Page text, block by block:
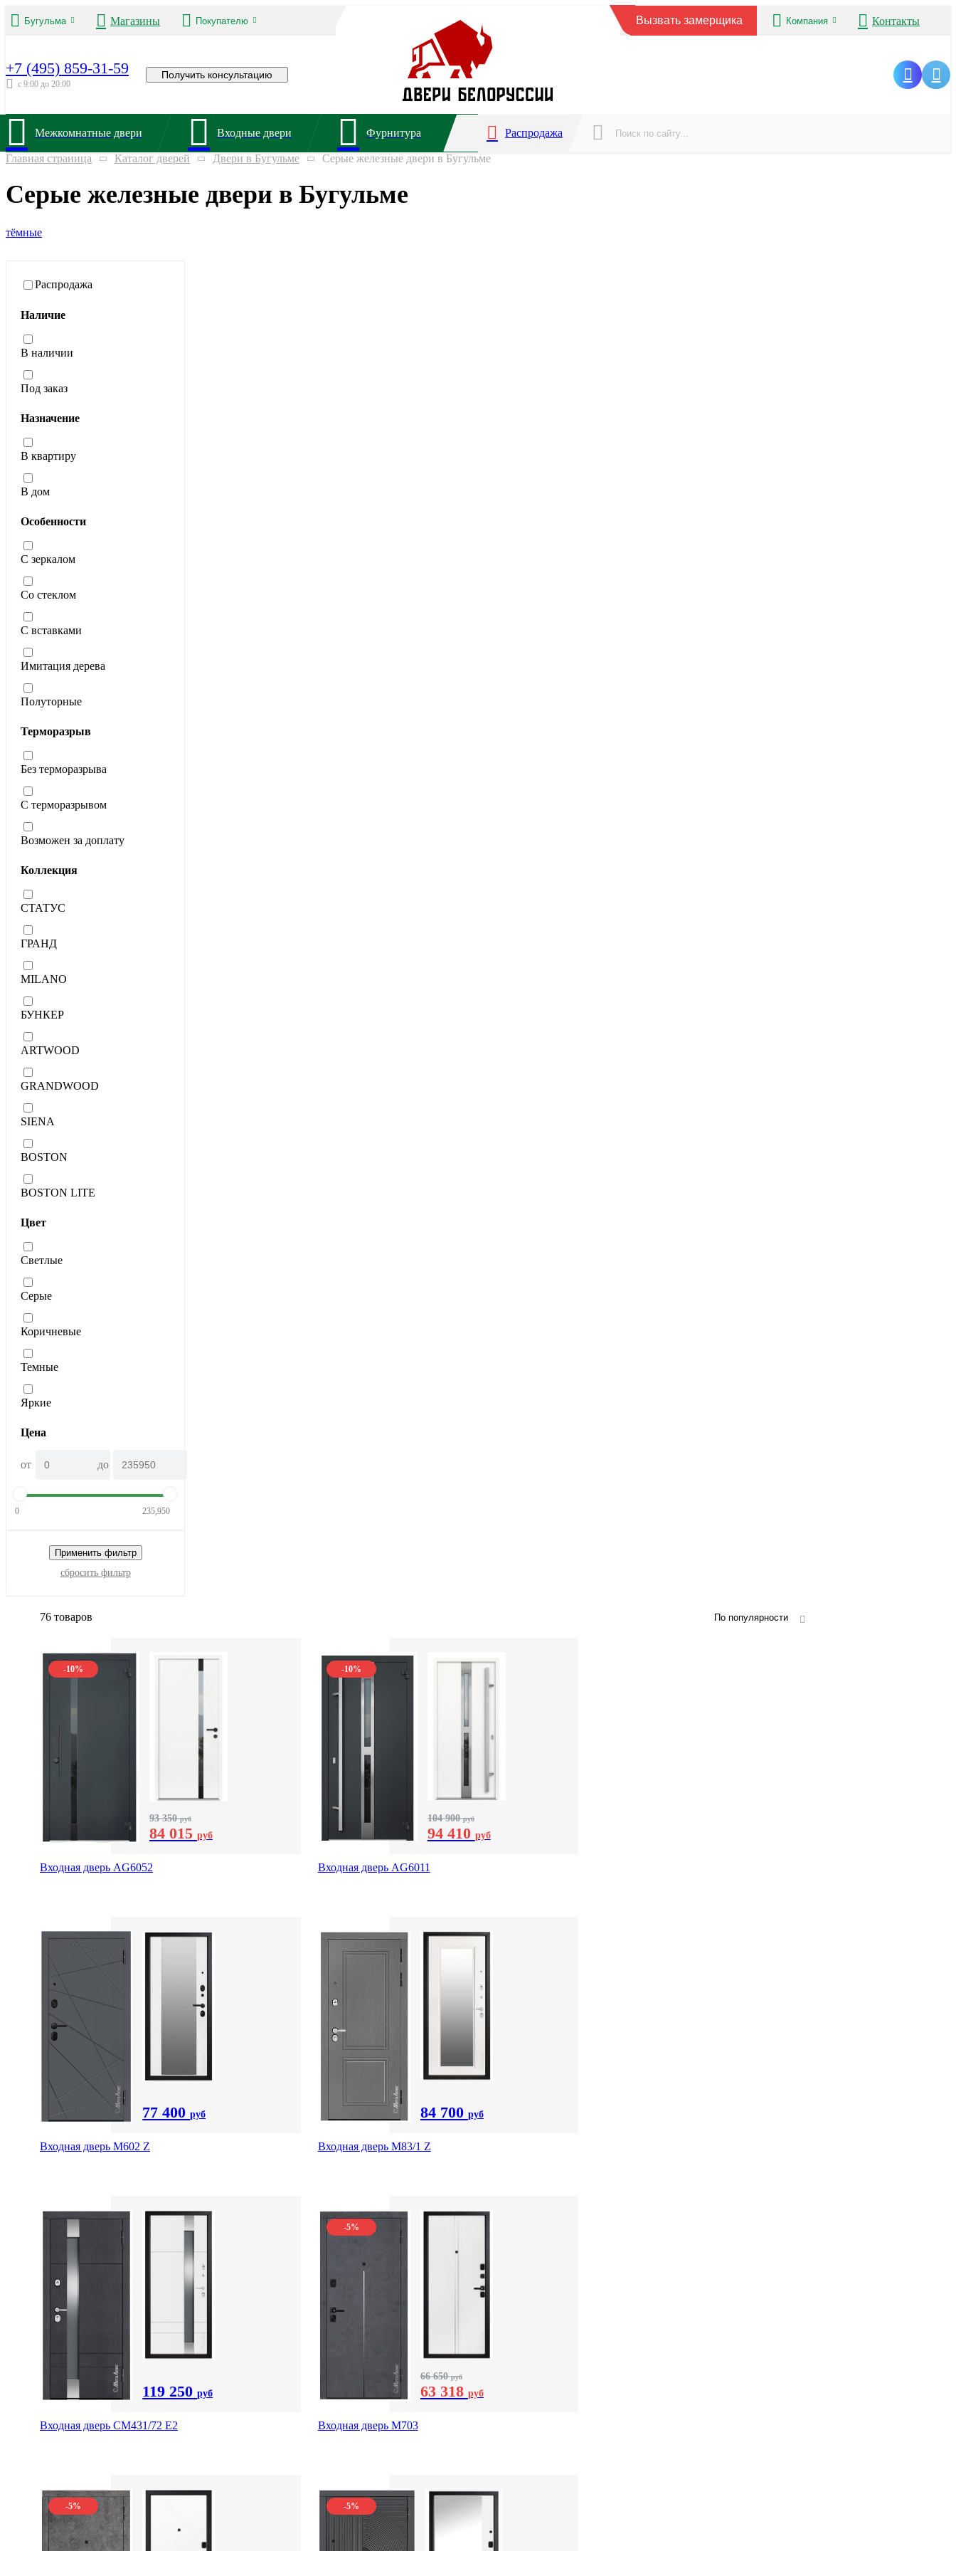
Бугульма Магазины Покупателю Вызвать замерщика Компания Контакты
+7 (495) 859-31-59
с 9:00 до 20:00
Получить консультацию
Межкомнатные двери Входные двери Фурнитура Распродажа
Главная страница Каталог дверей Двери в Бугульме Серые железные двери в Бугульме
Серые железные двери в Бугульме
тёмные
Распродажа
Наличие
В наличии
Под заказ
Назначение
В квартиру
В дом
Особенности
С зеркалом
Со стеклом
С вставками
Имитация дерева
Полуторные
Терморазрыв
Без терморазрыва
С терморазрывом
Возможен за доплату
Коллекция
СТАТУС
ГРАНД
MILANO
БУНКЕР
ARTWOOD
GRANDWOOD
SIENA
BOSTON
BOSTON LITE
Цвет
Светлые
Серые
Коричневые
Темные
Яркие
Цена
от до
0 235,950
Применить фильтр
сбросить фильтр
76 товаров По популярности
-10%
93 350руб
84 015 руб
Входная дверь AG6052
-10%
104 900руб
94 410 руб
Входная дверь AG6011
77 400руб
Входная дверь М602 Z
84 700 руб
Входная дверь M83/1 Z
119 250руб
Входная дверь СМ431/72 Е2
-5%
66 650руб
63 318 руб
Входная дверь М703
-5% -5%